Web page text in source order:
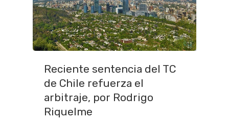
Reciente sentencia del TC
de Chile refuerza el
arbitraje, por Rodrigo
Riquelme